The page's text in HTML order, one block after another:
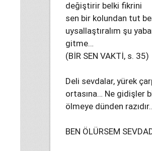
değiştirir belki fikrini
sen bir kolundan tut
uysallaştıralım şu
gitme…
(BİR SEN VAKTİ, s. 35)
Deli sevdalar, yürek
ortasına… Ne gidişler
ölmeye dünden
BEN ÖLÜRSEM